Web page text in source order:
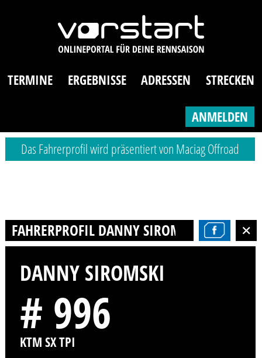
TERMINE ERGEBNISSE ADRESSEN STRECKEN
ANMELDEN
Das Fahrerprofil wird präsentiert von Maciag Offroad
FAHRERPROFIL DANNY SIROMSKI
DANNY SIROMSKI
# 996
KTM SX TPI